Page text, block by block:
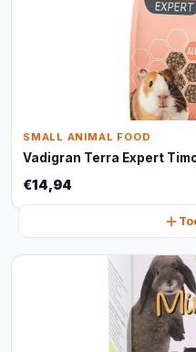
SMALL ANIMAL FOOD
Vadigran Terra Expert
€14,94